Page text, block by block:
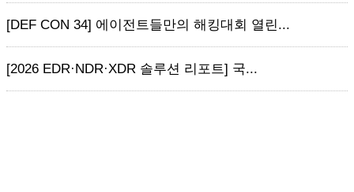
[DEF CON 34] 에이전트들만의 해킹대회 열린...
[2026 EDR·NDR·XDR 솔루션 리포트] 국...